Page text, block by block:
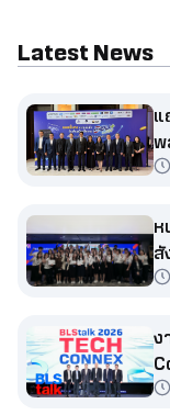
Latest News
แ
พ
ห
สั
น้
ง
ป